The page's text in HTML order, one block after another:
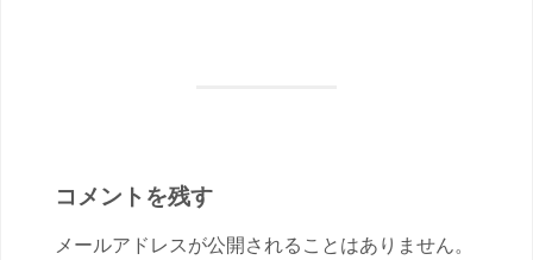
コメントを残す
メールアドレスが公開されることはありません。